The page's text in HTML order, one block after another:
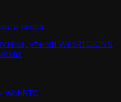
следа
утечки WebRTC/DNS
WebRTC